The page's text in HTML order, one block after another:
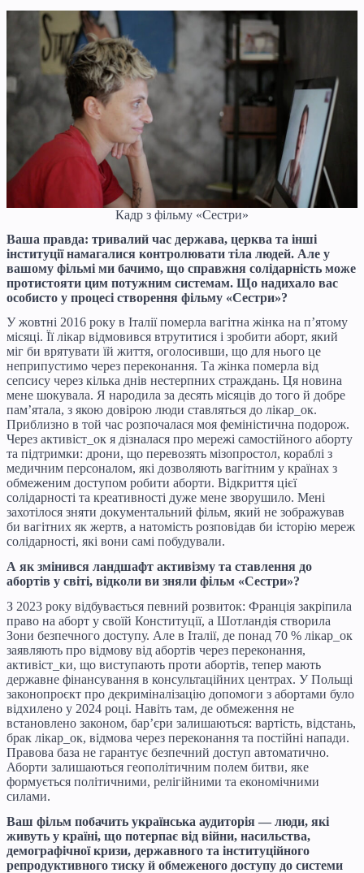
Кадр з фільму «Сестри»
Ваша правда: тривалий час держава, церква та інші
інституції намагалися контролювати тіла людей. Але у
вашому фільмі ми бачимо, що справжня солідарність може
протистояти цим потужним системам. Що надихало вас
особисто у процесі створення фільму «Сестри»?
У жовтні 2016 року в Італії померла вагітна жінка на п’ятому
місяці. Її лікар відмовився втрутитися і зробити аборт, який
міг би врятувати їй життя, оголосивши, що для нього це
неприпустимо через переконання. Та жінка померла від
сепсису через кілька днів нестерпних страждань. Ця новина
мене шокувала. Я народила за десять місяців до того й добре
пам’ятала, з якою довірою люди ставляться до лікар_ок.
Приблизно в той час розпочалася моя феміністична подорож.
Через активіст_ок я дізналася про мережі самостійного аборту
та підтримки: дрони, що перевозять мізопростол, кораблі з
медичним персоналом, які дозволяють вагітним у країнах з
обмеженим доступом робити аборти. Відкриття цієї
солідарності та креативності дуже мене зворушило. Мені
захотілося зняти документальний фільм, який не зображував
би вагітних як жертв, а натомість розповідав би історію мереж
солідарності, які вони самі побудували.
А як змінився ландшафт активізму та ставлення до
абортів у світі, відколи ви зняли фільм «Сестри»?
З 2023 року відбувається певний розвиток: Франція закріпила
право на аборт у своїй Конституції, а Шотландія створила
Зони безпечного доступу. Але в Італії, де понад 70 % лікар_ок
заявляють про відмову від абортів через переконання,
активіст_ки, що виступають проти абортів, тепер мають
державне фінансування в консультаційних центрах. У Польщі
законопроєкт про декриміналізацію допомоги з абортами було
відхилено у 2024 році. Навіть там, де обмеження не
встановлено законом, бар’єри залишаються: вартість, відстань,
брак лікар_ок, відмова через переконання та постійні напади.
Правова база не гарантує безпечний доступ автоматично.
Аборти залишаються геополітичним полем битви, яке
формується політичними, релігійними та економічними
силами.
Ваш фільм побачить українська аудиторія — люди, які
живуть у країні, що потерпає від війни, насильства,
демографічної кризи, державного та інституційного
репродуктивного тиску й обмеженого доступу до системи